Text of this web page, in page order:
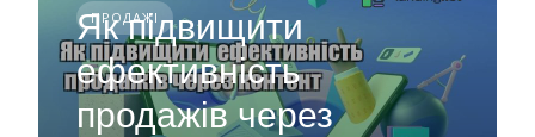
ПРОДАЖІ
Як підвищити
ефективність
продажів через